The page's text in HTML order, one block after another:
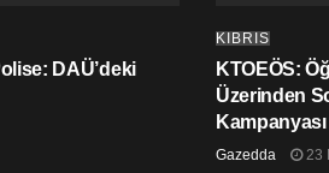
DAÜ’deki
KIBRIS
KTOEÖS:
Üzerinden
Gazedda 23